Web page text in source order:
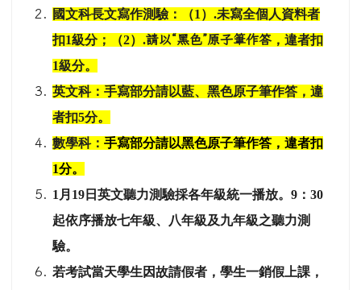
國文科長文寫作測驗：（1）.未寫全個人資料者
扣1級分；（2）.請以“黑色”原子筆作答 ，違者扣
1級分。
英文科：手寫部分請以藍、黑色原子筆作答，違
者扣5分。
數學科： 手寫部分請以黑色原子筆作答，違者扣
1分。
1 月19日英文聽力測驗採各年級統一播放。9：30
起依序播放七年級、八年級及九年級之聽力測
驗。
若考試當天學生因故請假者，學生一銷假上課，